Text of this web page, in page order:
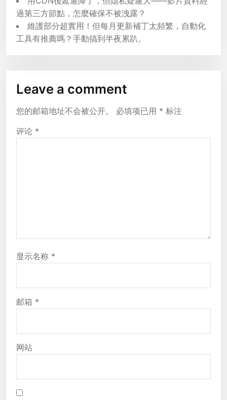
過第三方節點，怎麼確保不被洩露？
維護部分超實用！但每月更新補丁太頻繁，自動化
工具有推薦嗎？手動搞到半夜累趴。
Leave a comment
您的邮箱地址不会被公开。 必填项已用 * 标注
评论 *
显示名称 *
邮箱 *
网站